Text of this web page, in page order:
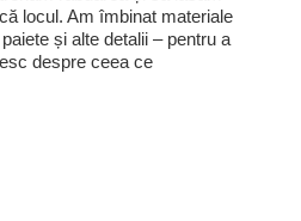
locul. Am îmbinat materiale
și alte detalii – pentru a
despre ceea ce